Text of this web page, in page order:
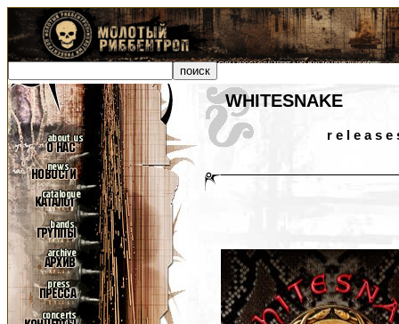
WHITESNAKE
r e l e a s e